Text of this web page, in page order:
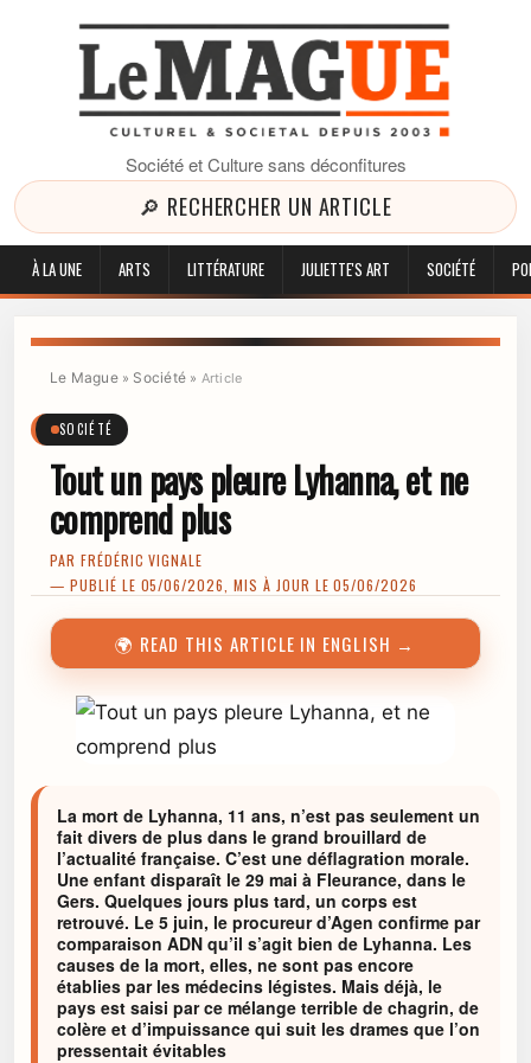
Société et Culture sans déconfitures
🔎 RECHERCHER UN ARTICLE
À LA UNE ARTS LITTÉRATURE JULIETTE'S ART SOCIÉTÉ
Le Mague» Société» Article
SOCIÉTÉ
Tout un pays pleure Lyhanna, et ne
comprend plus
PAR FRÉDÉRIC VIGNALE
— PUBLIÉ LE 05/06/2026, MIS À JOUR LE 05/06/2026
🌍 READ THIS ARTICLE IN ENGLISH →
La mort de Lyhanna, 11 ans, n’est pas seulement un
fait divers de plus dans le grand brouillard de
l’actualité française. C’est une déflagration morale.
Une enfant disparaît le 29 mai à Fleurance, dans le
Gers. Quelques jours plus tard, un corps est
retrouvé. Le 5 juin, le procureur d’Agen confirme par
comparaison ADN qu’il s’agit bien de Lyhanna. Les
causes de la mort, elles, ne sont pas encore
établies par les médecins légistes. Mais déjà, le
pays est saisi par ce mélange terrible de chagrin, de
colère et d’impuissance qui suit les drames que l’on
pressentait évitables